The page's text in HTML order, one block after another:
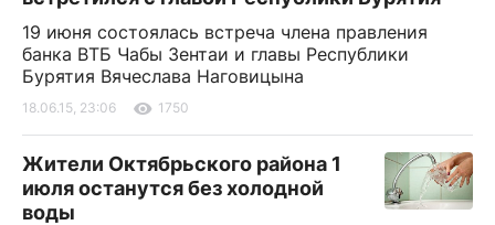
19 июня состоялась встреча члена правления
банка ВТБ Чабы Зентаи и главы Республики
Бурятия Вячеслава Наговицына
18.06.15, 23:06 1750
Жители Октябрьского района 1
июля останутся без холодной
воды